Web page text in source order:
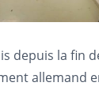
depuis la fin
allemand